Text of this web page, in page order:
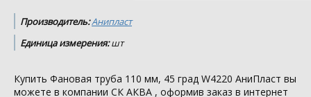
Производитель:Анипласт
Единица измерения:шт
Купить Фановая труба 110 мм, 45 град W4220 АниПласт вы
можете в компании СК АКВА , оформив заказ в интернет